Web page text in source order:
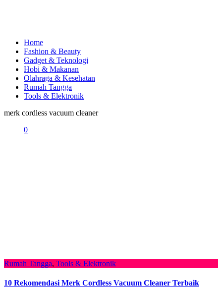
Home
Fashion & Beauty
Gadget & Teknologi
Hobi & Makanan
Olahraga & Kesehatan
Rumah Tangga
Tools & Elektronik
merk cordless vacuum cleaner
0
Rumah Tangga, Tools & Elektronik
10 Rekomendasi Merk Cordless Vacuum Cleaner Terbaik